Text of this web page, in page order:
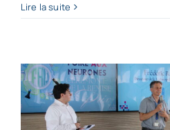
Lire la suite